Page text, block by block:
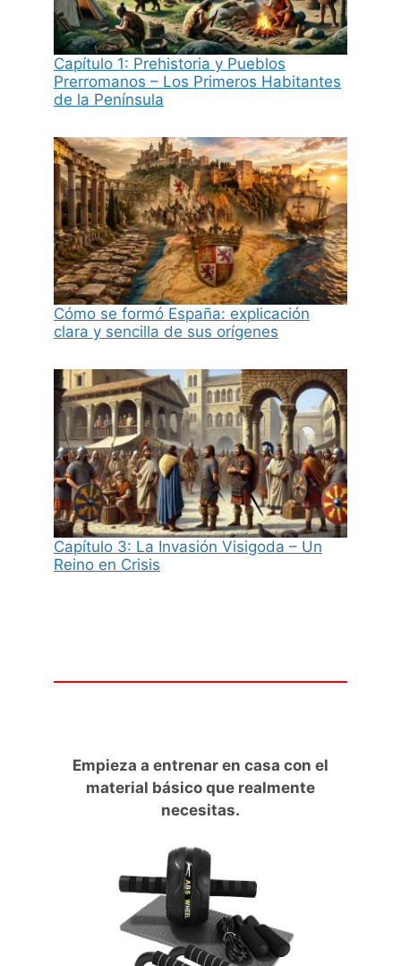
Capítulo 1: Prehistoria y Pueblos
Prerromanos – Los Primeros Habitantes
de la Península
Cómo se formó España: explicación
clara y sencilla de sus orígenes
Capítulo 3: La Invasión Visigoda – Un
Reino en Crisis
Empieza a entrenar en casa con el
material básico que realmente
necesitas.